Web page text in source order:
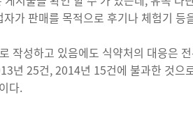
가 판매를 목적으로 후기나 체험기 등
작성하고 있음에도 식약처의 대응은
년 25건, 2014년 15건에 불과한 것으
다.